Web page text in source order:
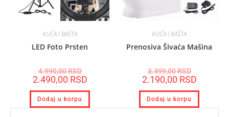
KUĆA I BAŠTA
LED Foto Prsten
4.990,00RSD
2.490,00 RSD
Dodaj u korpu
KUĆA I BAŠTA
Prenosiva Šivaća Mašina
3.499,00RSD
2.190,00 RSD
Dodaj u korpu